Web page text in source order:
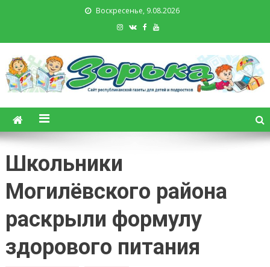
Воскресенье, 9.08.2026
Зорька. Газета для детей и
подростков
Школьники
Могилёвского района
раскрыли формулу
здорового питания